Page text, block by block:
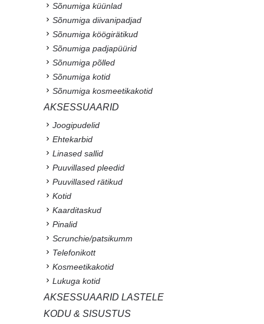
Sõnumiga küünlad
Sõnumiga diivanipadjad
Sõnumiga köögirätikud
Sõnumiga padjapüürid
Sõnumiga põlled
Sõnumiga kotid
Sõnumiga kosmeetikakotid
AKSESSUAARID
Joogipudelid
Ehtekarbid
Linased sallid
Puuvillased pleedid
Puuvillased rätikud
Kotid
Kaarditaskud
Pinalid
Scrunchie/patsikumm
Telefonikott
Kosmeetikakotid
Lukuga kotid
AKSESSUAARID LASTELE
KODU & SISUSTUS